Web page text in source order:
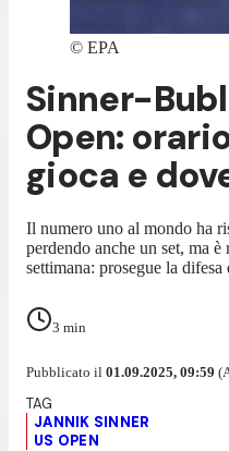
© EPA
Sinner-
Open:
gioca e
Il numero uno al mondo ha
perdendo anche un set, ma
settimana: prosegue la
3 min
Pubblicato il 01.09.2025, 09:59
JANNIK SINNER
US OPEN